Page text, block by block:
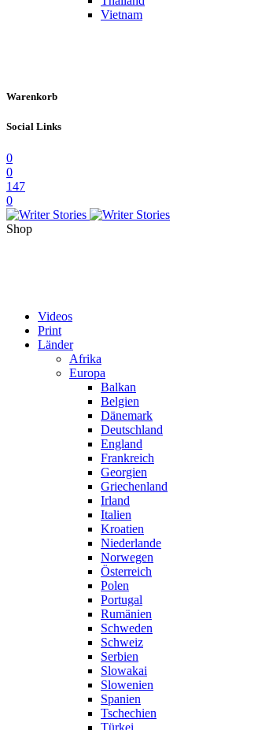
Vietnam
Warenkorb
Social Links
0
0
147
0
Shop
Videos
Print
Länder
Afrika
Europa
Balkan
Belgien
Dänemark
Deutschland
England
Frankreich
Georgien
Griechenland
Irland
Italien
Kroatien
Niederlande
Norwegen
Österreich
Polen
Portugal
Rumänien
Schweden
Schweiz
Serbien
Slowakai
Slowenien
Spanien
Tschechien
Türkei